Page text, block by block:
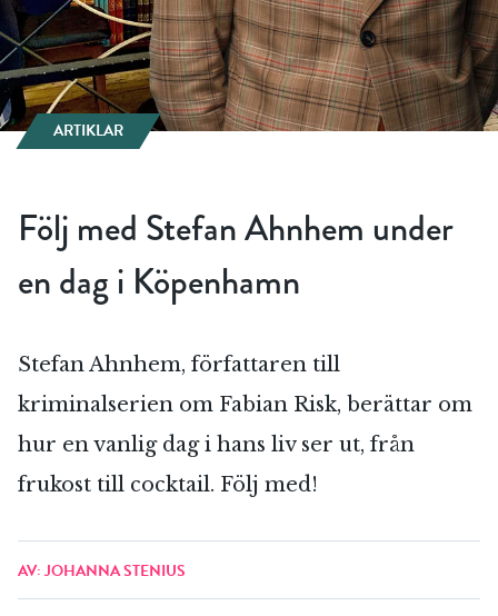
ARTIKLAR
Följ med Stefan Ahnhem under
en dag i Köpenhamn
Stefan Ahnhem, författaren till
kriminalserien om Fabian Risk, berättar om
hur en vanlig dag i hans liv ser ut, från
frukost till cocktail. Följ med!
AV: JOHANNA STENIUS